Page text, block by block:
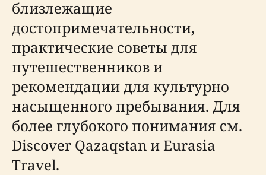
близлежащие
достопримечательности,
практические советы для
путешественников и
рекомендации для культурно
насыщенного пребывания. Для
более глубокого понимания см.
Discover Qazaqstan и Eurasia
Travel.